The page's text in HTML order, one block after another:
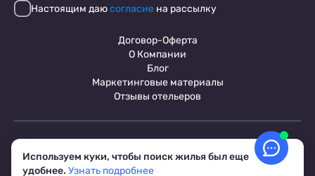
Настоящим даюсогласие на рассылку
Договор-Оферта
О Компании
Блог
Маркетинговые материалы
Отзывы отельеров
Обработка персональных данных
Условия бронирования объектов
Используем куки, чтобы поиск жилья был еще
удобнее. Узнать подробнее